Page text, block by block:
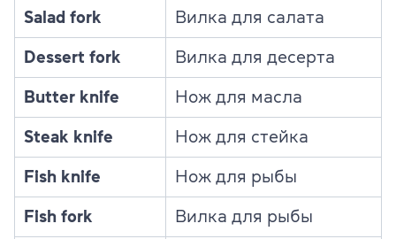
Salad fork Вилка для салата
Dessert fork Вилка для десерта
Butter knife Нож для масла
Steak knife Нож для стейка
Fish knife Нож для рыбы
Fish fork Вилка для рыбы